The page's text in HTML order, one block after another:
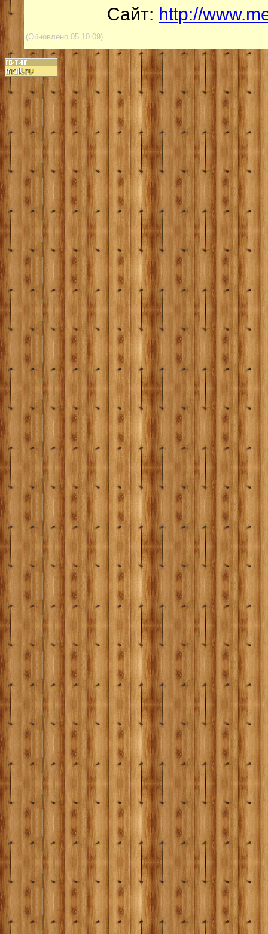
Сайт: http://
(Обновлено 05.10.09)